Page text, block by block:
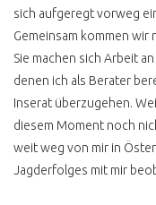
T5 ANZEIGE UND
REALITÄT
T5 5 ZYL HOCH
LOW BUDGET
TRANSPORTER
T5 TECHNISCHE
ÄNDERUNGEN
sich aufgeregt vorweg
Gemeinsam kommen
Sie machen sich Arbeit
denen ich als Berater
Inserat überzugehen.
diesem Moment noch
weit weg von mir in
Jagderfolges mit mir